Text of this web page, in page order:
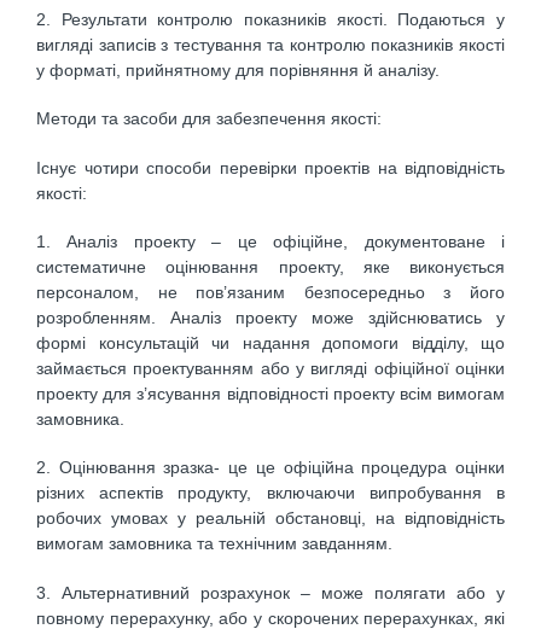
2. Результати контролю показників якості. Подаються у
вигляді записів з тестування та контролю показників якості
у форматі, прийнятному для порівняння й аналізу.
Методи та засоби для забезпечення якості:
Існує чотири способи перевірки проектів на відповідність
якості:
1. Аналіз проекту – це офіційне, документоване і
систематичне оцінювання проекту, яке виконується
персоналом, не пов’язаним безпосередньо з його
розробленням. Аналіз проекту може здійснюватись у
формі консультацій чи надання допомоги відділу, що
займається проектуванням або у вигляді офіційної оцінки
проекту для з’ясування відповідності проекту всім вимогам
замовника.
2. Оцінювання зразка- це це офіційна процедура оцінки
різних аспектів продукту, включаючи випробування в
робочих умовах у реальній обстановці, на відповідність
вимогам замовника та технічним завданням.
3. Альтернативний розрахунок – може полягати або у
повному перерахунку, або у скорочених перерахунках, які